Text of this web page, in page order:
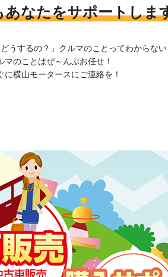
なたをサポートしま
うするの？」クルマのことってわからない
のことはぜ～んぶお任せ！
横山モータースにご連絡を！